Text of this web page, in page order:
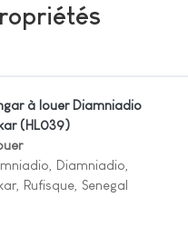
à louer Diamniadio
(HL039)
Diamniadio,
Rufisque, Senegal